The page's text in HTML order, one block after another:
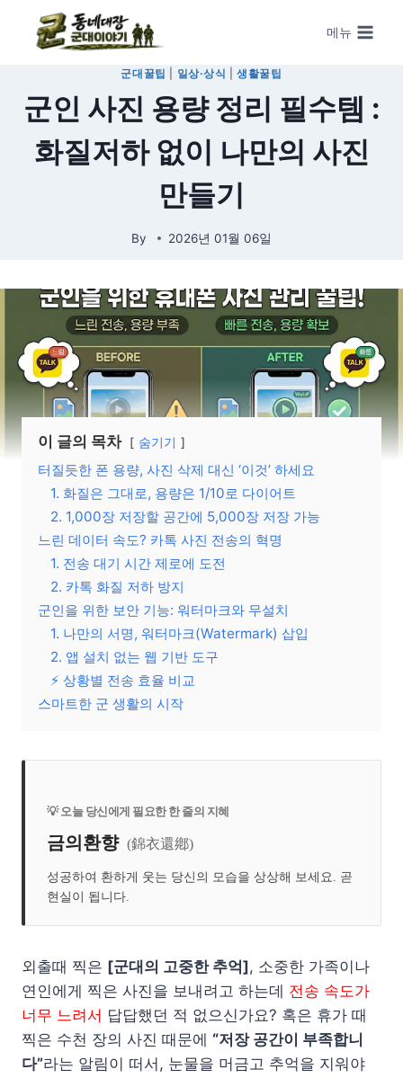
Skip to content
메뉴
군대꿀팁 일상·상식 |생활꿀팁
군인 사진 용량 정리 필수템 :
화질저하 없이 나만의 사진
만들기
By 2026년 01월 06일
이 글의 목차 숨기기
터질듯한 폰 용량, 사진 삭제 대신 ‘이것’ 하세요
1. 화질은 그대로, 용량은 1/10로 다이어트
2. 1,000장 저장할 공간에 5,000장 저장 가능
느린 데이터 속도? 카톡 사진 전송의 혁명
1. 전송 대기 시간 제로에 도전
2. 카톡 화질 저하 방지
군인을 위한 보안 기능: 워터마크와 무설치
1. 나만의 서명, 워터마크(Watermark) 삽입
2. 앱 설치 없는 웹 기반 도구
⚡ 상황별 전송 효율 비교
스마트한 군 생활의 시작
💡 오늘 당신에게 필요한 한 줄의 지혜
금의환향 (錦衣還鄕)
성공하여 환하게 웃는 당신의 모습을 상상해 보세요. 곧
현실이 됩니다.
외출때 찍은 [군대의 고중한 추억], 소중한 가족이나
연인에게 찍은 사진을 보내려고 하는데 전송 속도가
너무 느려서 답답했던 적 없으신가요? 혹은 휴가 때
찍은 수천 장의 사진 때문에 “저장 공간이 부족합니
다”라는 알림이 떠서, 눈물을 머금고 추억을 지워야